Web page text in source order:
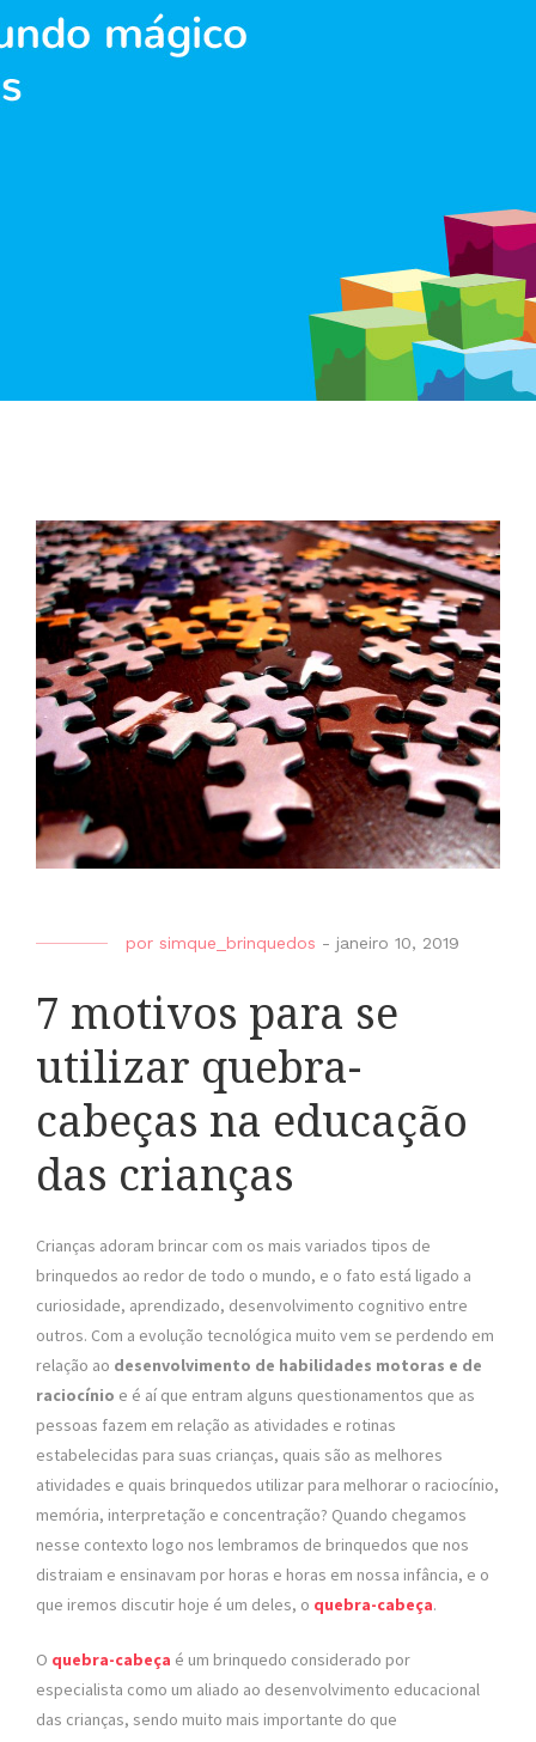
por simque_brinquedos - janeiro 10, 2019
7 motivos para se
utilizar quebra-
cabeças na educação
das crianças
Crianças adoram brincar com os mais variados tipos de
brinquedos ao redor de todo o mundo, e o fato está ligado a
curiosidade, aprendizado, desenvolvimento cognitivo entre
outros. Com a evolução tecnológica muito vem se perdendo em
relação ao desenvolvimento de habilidades motoras e de
raciocínio e é aí que entram alguns questionamentos que as
pessoas fazem em relação as atividades e rotinas
estabelecidas para suas crianças, quais são as melhores
atividades e quais brinquedos utilizar para melhorar o raciocínio,
memória, interpretação e concentração? Quando chegamos
nesse contexto logo nos lembramos de brinquedos que nos
distraiam e ensinavam por horas e horas em nossa infância, e o
que iremos discutir hoje é um deles, o quebra-cabeça.
O quebra-cabeça é um brinquedo considerado por
especialista como um aliado ao desenvolvimento educacional
das crianças, sendo muito mais importante do que